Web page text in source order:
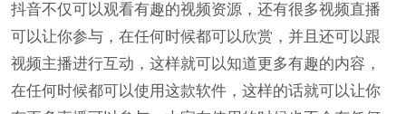
抖音不仅可以观看有趣的视频资源，还有很多视频直播
可以让你参与，在任何时候都可以欣赏，并且还可以跟
视频主播进行互动，这样就可以知道更多有趣的内容，
在任何时候都可以使用这款软件，这样的话就可以让你